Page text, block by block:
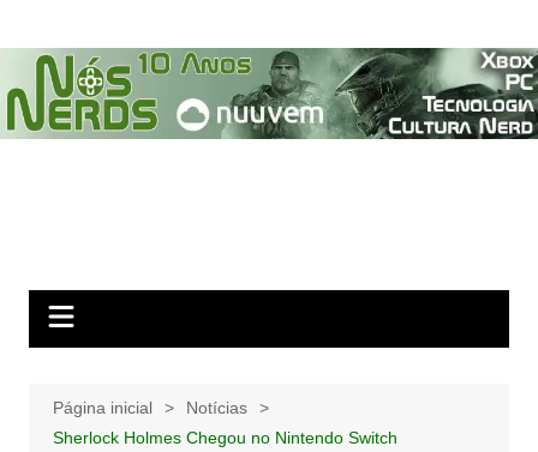
para
conteúdo
Página inicial
Notícias
Sherlock Holmes Chegou no Nintendo Switch